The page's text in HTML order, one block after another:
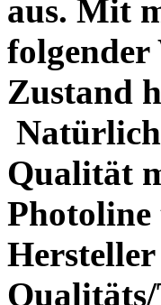
aus. Mit
folgender
Zustand
Qualität
Photoline